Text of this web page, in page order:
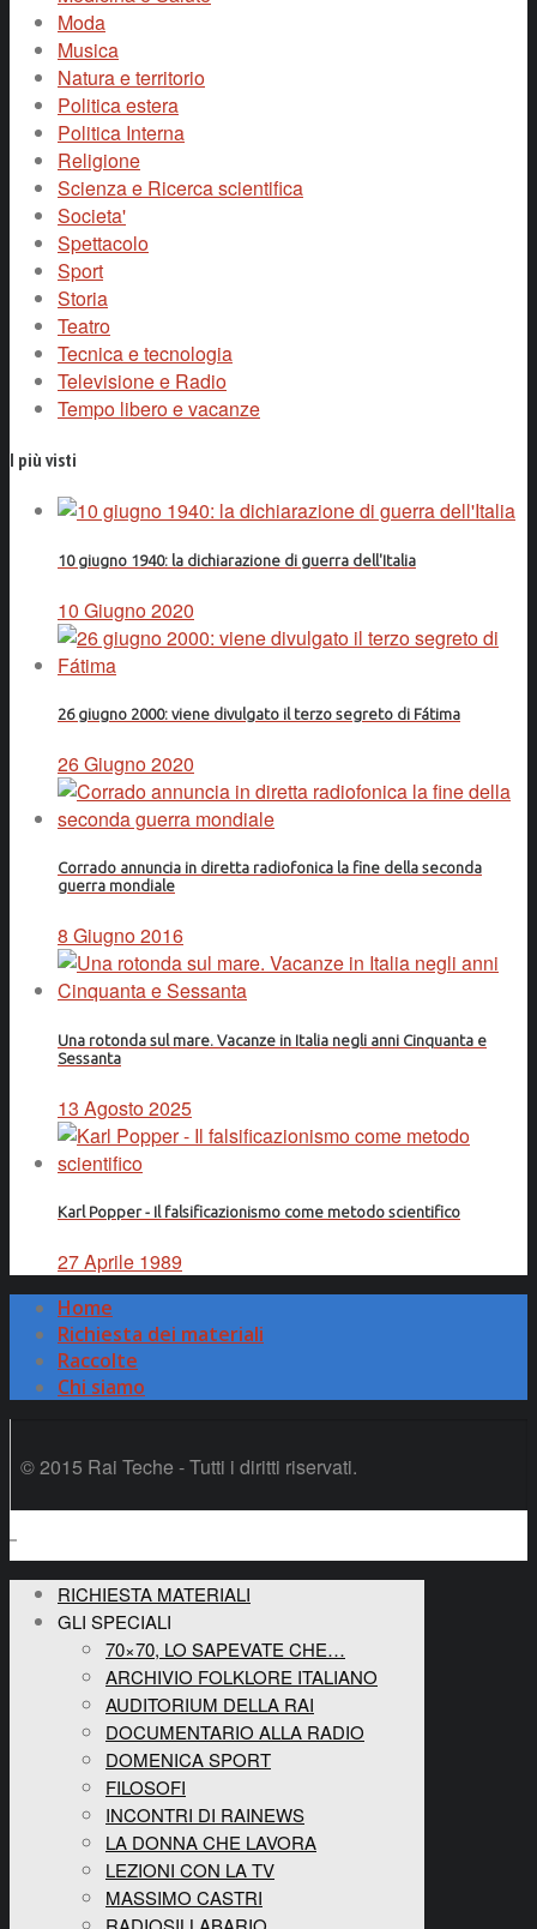
Moda
Musica
Natura e territorio
Politica estera
Politica Interna
Religione
Scienza e Ricerca scientifica
Societa'
Spettacolo
Sport
Storia
Teatro
Tecnica e tecnologia
Televisione e Radio
Tempo libero e vacanze
I più visti
10 giugno 1940: la dichiarazione di guerra dell'Italia
10 Giugno 2020
26 giugno 2000: viene divulgato il terzo segreto di Fátima
26 Giugno 2020
Corrado annuncia in diretta radiofonica la fine della seconda
guerra mondiale
8 Giugno 2016
Una rotonda sul mare. Vacanze in Italia negli anni Cinquanta e
Sessanta
13 Agosto 2025
Karl Popper - Il falsificazionismo come metodo scientifico
27 Aprile 1989
Home
Richiesta dei materiali
Raccolte
Chi siamo
© 2015 Rai Teche - Tutti i diritti riservati.
RICHIESTA MATERIALI
GLI SPECIALI
70×70, LO SAPEVATE CHE…
ARCHIVIO FOLKLORE ITALIANO
AUDITORIUM DELLA RAI
DOCUMENTARIO ALLA RADIO
DOMENICA SPORT
FILOSOFI
INCONTRI DI RAINEWS
LA DONNA CHE LAVORA
LEZIONI CON LA TV
MASSIMO CASTRI